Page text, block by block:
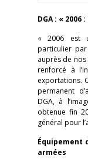
DGA : «
« 2006 est
particulier
auprès de
renforcé à
exportations.
permanent
DGA, à
obtenue fin
général pour
Équipement
armées